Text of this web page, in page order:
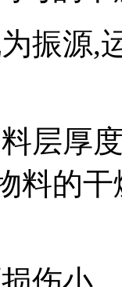
振源,
层厚
料的